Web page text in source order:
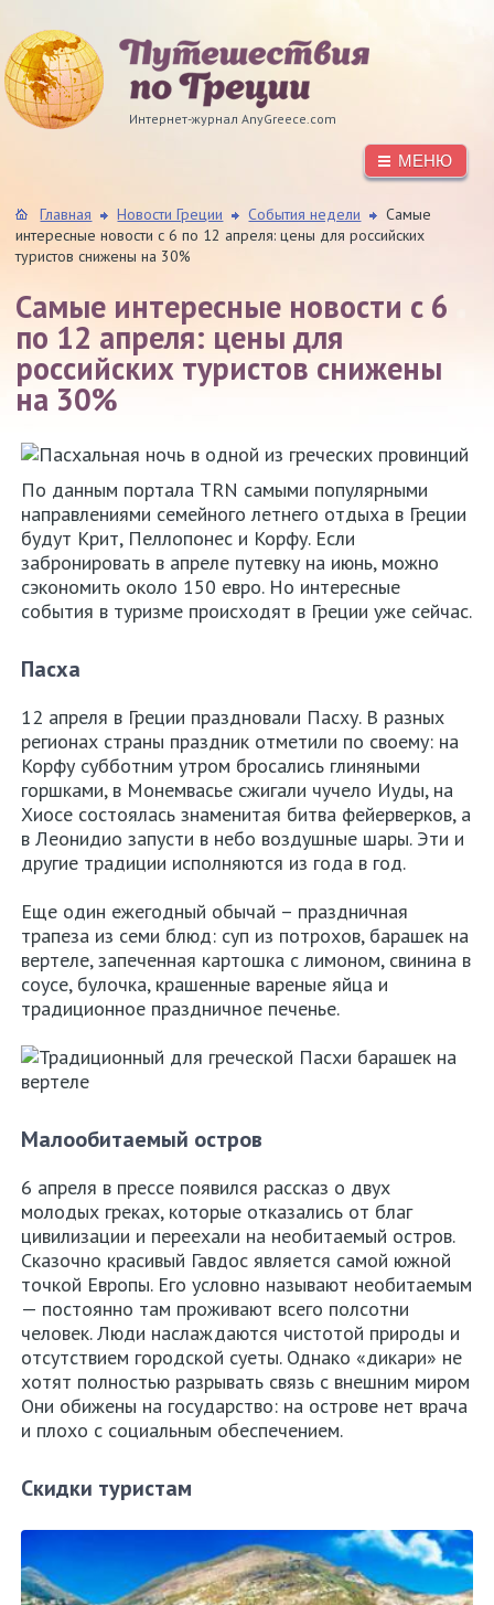
Интернет-журнал AnyGreece.com
Аттика
Салоники
Крит
Кос
Корфу
Аренда
авто
в
Карта
сайта
О
нас
Политика
конфиденциальности
МЕНЮ
Главная Новости Греции События недели
Самые
интересные новости с 6 по 12 апреля: цены для российских
туристов снижены на 30%
Самые интересные новости с 6
по 12 апреля: цены для
российских туристов снижены
на 30%
По данным портала TRN самыми популярными
направлениями семейного летнего отдыха в Греции
будут Крит, Пеллопонес и Корфу. Если
забронировать в апреле путевку на июнь, можно
сэкономить около 150 евро. Но интересные
события в туризме происходят в Греции уже сейчас.
Пасха
12 апреля в Греции праздновали Пасху. В разных
регионах страны праздник отметили по своему: на
Корфу субботним утром бросались глиняными
горшками, в Монемвасье сжигали чучело Иуды, на
Хиосе состоялась знаменитая битва фейерверков, а
в Леонидио запусти в небо воздушные шары. Эти и
другие традиции исполняются из года в год.
Еще один ежегодный обычай – праздничная
трапеза из семи блюд: суп из потрохов, барашек на
вертеле, запеченная картошка с лимоном, свинина в
соусе, булочка, крашенные вареные яйца и
традиционное праздничное печенье.
Малообитаемый остров
6 апреля в прессе появился рассказ о двух
молодых греках, которые отказались от благ
цивилизации и переехали на необитаемый остров.
Сказочно красивый Гавдос является самой южной
точкой Европы. Его условно называют необитаемым
— постоянно там проживают всего полсотни
человек. Люди наслаждаются чистотой природы и
отсутствием городской суеты. Однако «дикари» не
хотят полностью разрывать связь с внешним миром
Они обижены на государство: на острове нет врача
и плохо с социальным обеспечением.
Скидки туристам